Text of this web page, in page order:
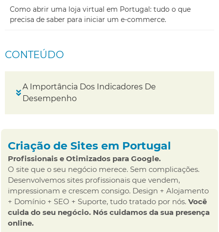
Como abrir uma loja virtual em Portugal: tudo o que
precisa de saber para iniciar um e-commerce.
CONTEÚDO
A Importância Dos Indicadores De
Desempenho
Criação de Sites em Portugal
Profissionais e Otimizados para Google.
O site que o seu negócio merece. Sem complicações.
Desenvolvemos sites profissionais que vendem,
impressionam e crescem consigo. Design + Alojamento
+ Domínio + SEO + Suporte, tudo tratado por nós. Você
cuida do seu negócio. Nós cuidamos da sua presença
online.